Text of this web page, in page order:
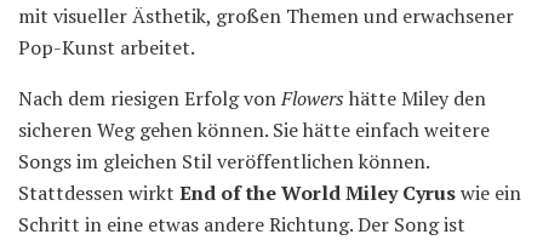
mit visueller Ästhetik, großen Themen und erwachsener
Pop-Kunst arbeitet.
Nach dem riesigen Erfolg vonFlowers hätte Miley den
sicheren Weg gehen können. Sie hätte einfach weitere
Songs im gleichen Stil veröffentlichen können.
Stattdessen wirkt End of the World Miley Cyruswie ein
Schritt in eine etwas andere Richtung. Der Song ist